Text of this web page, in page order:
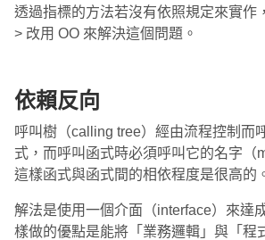
透過指標的方法若沒有依照規定來實作
> 改用 OO 來解決這個問題。
依賴反向
呼叫樹（calling tree）經由流程控制而
式，而呼叫函式時必須呼叫它的名字（
這樣函式與函式間的相依程度是很高的
解法是使用一個介面（interface）來達
樣做的優點是能將「業務邏輯」與「程